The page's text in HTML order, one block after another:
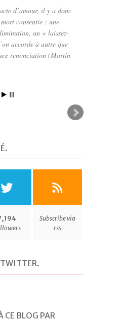
d’amour, il y a donc
consentie : une
un « laissez-
accorde à autre que
renonciation (Martin
.
Subscribe via
rss
.
BLOG PAR